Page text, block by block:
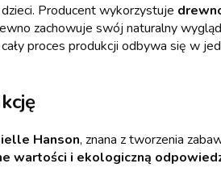
Producent wykorzystuje
zachowuje swój naturalny
proces produkcji odbywa się w
Hanson, znana z tworzenia
wartości i ekologiczną